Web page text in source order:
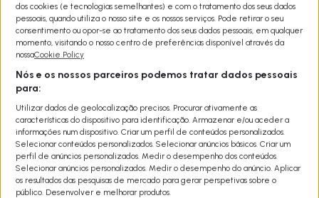
VETERINÁRIO EM APUROS T3
Share
Não existe tal coisa como um dia normal na clínica veterinária
os seus animais de estimação, a clínica e o seu veterinário
irreverente, o Dr. Jeff Young, representam uma última
tanto para animais de estimação amados como para animais
selvagens resgatados.
dos cookies (e tecnologias semelhantes) e com o tratamento dos seus dados
pessoais, quando utiliza o nosso site e os nossos serviços. Pode retirar o seu
consentimento ou opor-se ao tratamento dos seus dados pessoais, em qualquer
momento, visitando o nosso centro de preferências disponível através da
nossaCookie Policy
Nós e os nossos parceiros podemos tratar dados pessoais
para:
Utilizar dados de geolocalização precisos. Procurar ativamente as
características do dispositivo para identificação. Armazenar e/ou aceder a
informações num dispositivo. Criar um perfil de conteúdos personalizados.
Selecionar conteúdos personalizados. Selecionar anúncios básicos. Criar um
perfil de anúncios personalizados. Medir o desempenho dos conteúdos.
Selecionar anúncios personalizados. Medir o desempenho do anúncio. Aplicar
os resultados das pesquisas de mercado para gerar perspetivas sobre o
público. Desenvolver e melhorar produtos.